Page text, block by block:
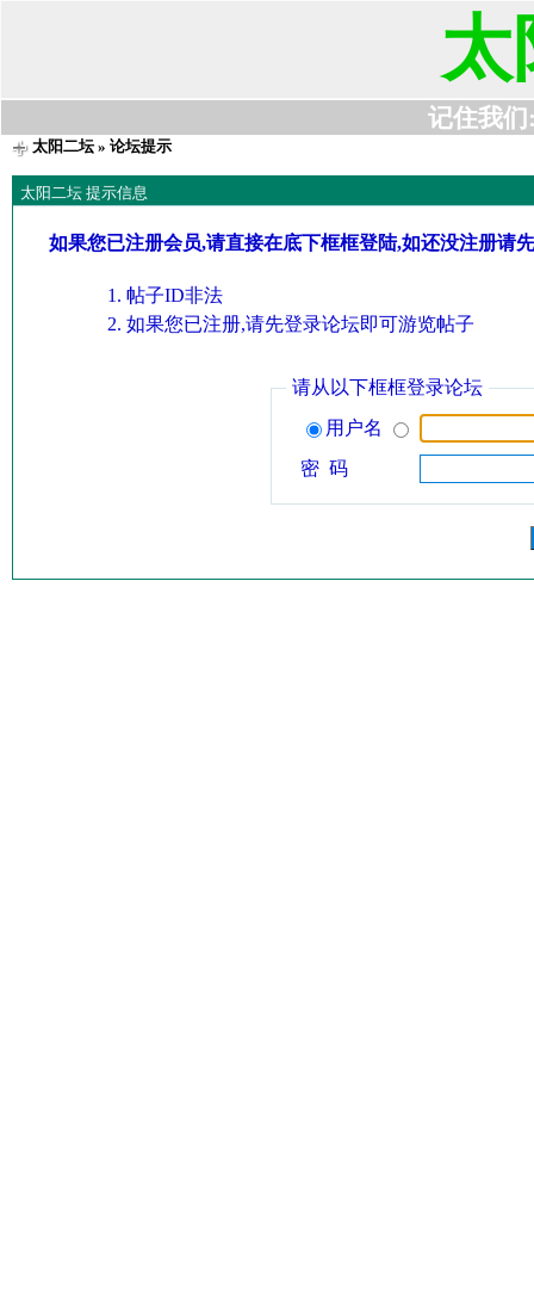
太
记住我们
太阳二坛» 论坛提示
太阳二坛 提示信息
如果您已注册会员,请直接在底下框框登陆,如还没注册请
帖子ID非法
如果您已注册,请先登录论坛即可游览帖子
请从以下框框登录论坛
用户名
密 码